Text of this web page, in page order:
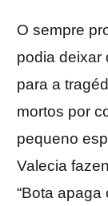
O sempre
podia deixar
para a
mortos por
pequeno
Valecia
“Bota apaga